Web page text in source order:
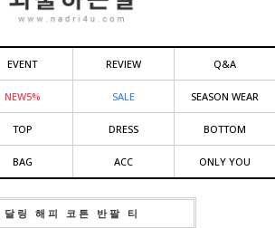
EVENT REVIEW Q&A
NEW5% SALE SEASON WEAR
TOP DRESS BOTTOM
BAG ACC ONLY YOU
달링 해피 코튼 반팔 티